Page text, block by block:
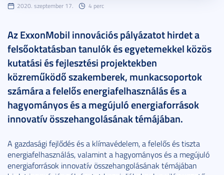
2020. szeptember 17. 4 perc
Az ExxonMobil innovációs pályázatot hirdet a
felsőoktatásban tanulók és egyetemekkel közös
kutatási és fejlesztési projektekben
közreműködő szakemberek, munkacsoportok
számára a felelős energiafelhasználás és a
hagyományos és a megújuló energiaforrások
innovatív összehangolásának témájában.
A gazdasági fejlődés és a klímavédelem, a felelős és tiszta
energiafelhasználás, valamint a hagyományos és a megújuló
energiaforrások innovatív összehangolásának témájában